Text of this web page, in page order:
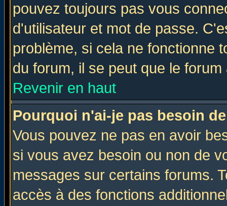
pouvez toujours pas vous
d'utilisateur et mot de passe.
problème, si cela ne fonctionne
du forum, il se peut que le
Revenir en haut
Pourquoi n'ai-je pas besoin
Vous pouvez ne pas en avoir
si vous avez besoin ou non de
messages sur certains forums.
accès à des fonctions